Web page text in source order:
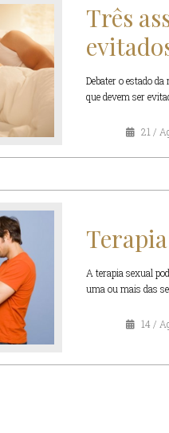
Três
Debater o estado
que devem ser
21 /
A terapia sexual
uma ou mais das
14 /